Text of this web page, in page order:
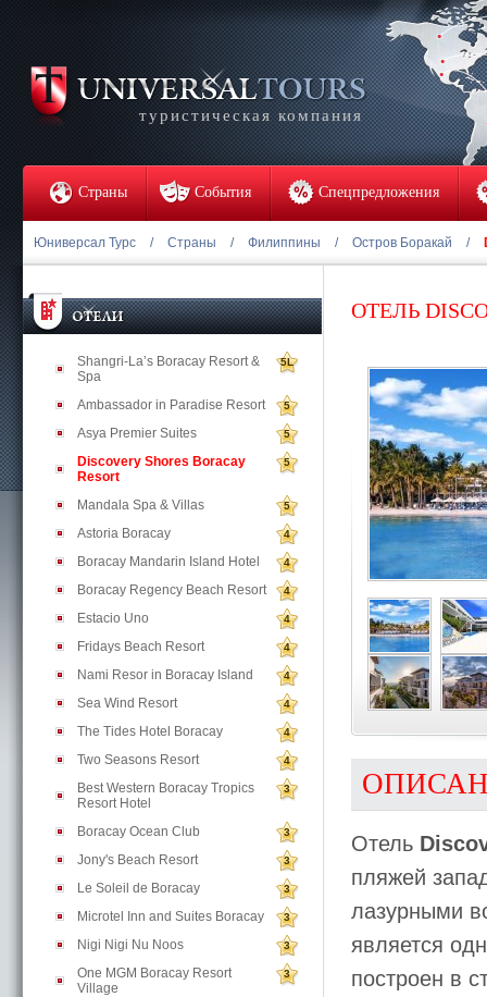
туристическая компания
Страны События Спецпредложения
Юниверсал Турс / Страны / Филиппины / Остров Боракай /
Shangri-La’s Boracay Resort &
Spa
5L
Ambassador in Paradise Resort 5
Asya Premier Suites 5
Discovery Shores Boracay
Resort
5
Mandala Spa & Villas 5
Astoria Boracay 4
Boracay Mandarin Island Hotel 4
Boracay Regency Beach Resort 4
Estacio Uno 4
Fridays Beach Resort 4
Nami Resor in Boracay Island 4
Sea Wind Resort 4
The Tides Hotel Boracay 4
Two Seasons Resort 4
Best Western Boracay Tropics
Resort Hotel
3
Boracay Ocean Club 3
Jony's Beach Resort 3
Le Soleil de Boracay 3
Microtel Inn and Suites Boracay 3
Nigi Nigi Nu Noos 3
One MGM Boracay Resort
Village
3
ОТЕЛЬ
Отель
пляжей
лазурными
является
построен в